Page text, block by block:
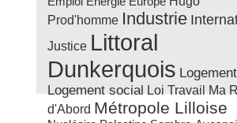
Prod'homme Industrie
Justice Littoral
Dunkerquois Logement
Logement social Loi Travail Ma
d'Abord Métropole Lilloise